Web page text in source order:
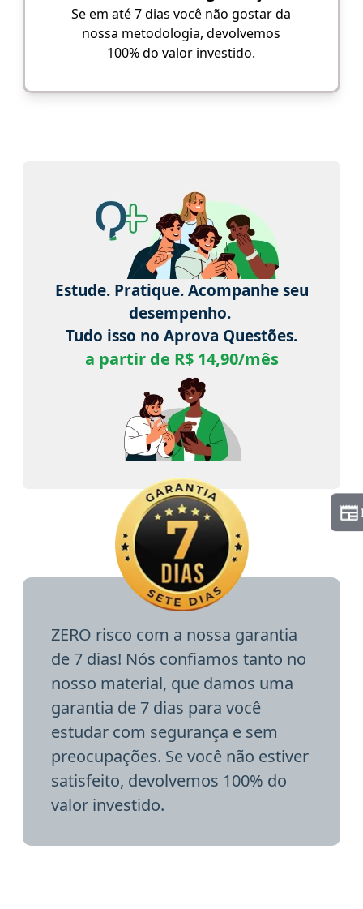
Se em até 7 dias você não gostar da
nossa metodologia, devolvemos
100% do valor investido.
Estude. Pratique. Acompanhe seu
desempenho.
Tudo isso no Aprova Questões.
a partir de R$ 14,90/mês
ZERO risco com a nossa garantia
de 7 dias! Nós confiamos tanto no
nosso material, que damos uma
garantia de 7 dias para você
estudar com segurança e sem
preocupações. Se você não estiver
satisfeito, devolvemos 100% do
valor investido.